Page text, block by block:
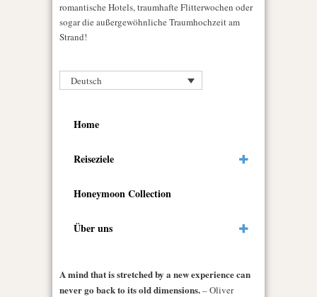
romantische Hotels, traumhafte Flitterwochen oder
sogar die außergewöhnliche Traumhochzeit am
Strand!
Deutsch
Home
Reiseziele
Honeymoon Collection
Über uns
A mind that is stretched by a new experience can
never go back to its old dimensions.– Oliver